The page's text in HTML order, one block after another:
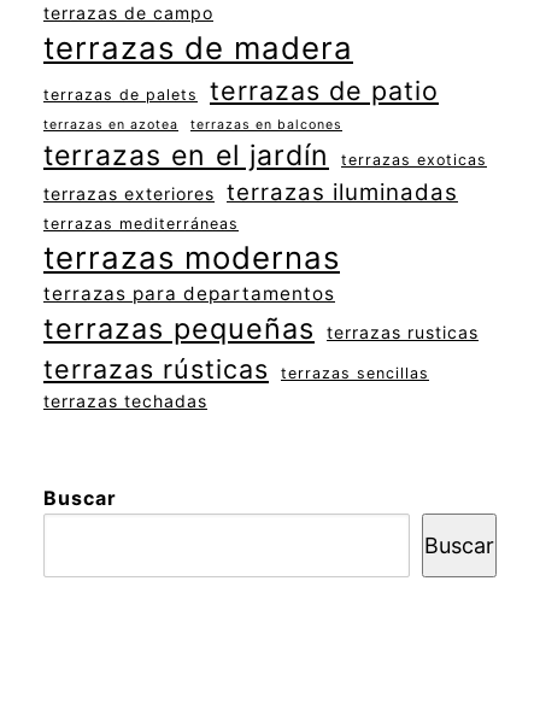
terrazas de campo
terrazas de madera
terrazas de palets terrazas de patio
terrazas en azotea terrazas en balcones
terrazas en el jardín terrazas exoticas
terrazas exteriores terrazas iluminadas
terrazas mediterráneas
terrazas modernas
terrazas para departamentos
terrazas pequeñas terrazas rusticas
terrazas rústicas terrazas sencillas
terrazas techadas
Buscar
Buscar